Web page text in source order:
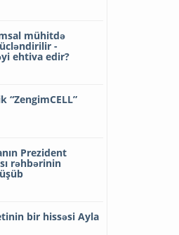
mühitdə
-
ehtiva edir?
“ZengimCELL”
Prezident
rəhbərinin
bir hissəsi Ayla